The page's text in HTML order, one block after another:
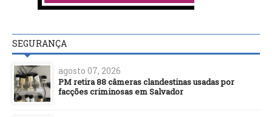
SEGURANÇA
agosto 07, 2026
PM retira 88 câmeras clandestinas usadas por
facções criminosas em Salvador